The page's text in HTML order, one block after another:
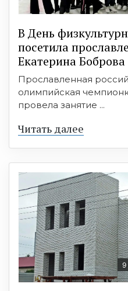
В День
посетила
Екатерина Боброва
Прославленная
олимпийская
провела занятие ...
Читать далее
9